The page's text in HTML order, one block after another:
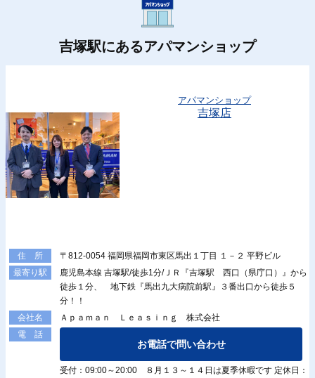
吉塚駅にあるアパマンショップ
アパマンショップ
吉塚店
住 所
〒812-0054 福岡県福岡市東区馬出１丁目 １－２ 平野ビル
最寄り駅
鹿児島本線 吉塚駅/徒歩1分/ＪＲ『吉塚駅 西口（県庁口）』から
徒歩１分、 地下鉄『馬出九大病院前駅』３番出口から徒歩５
分！！
会社名
Ａｐａｍａｎ Ｌｅａｓｉｎｇ 株式会社
電 話
お電話で問い合わせ
受付：09:00～20:00 ８月１３～１４日は夏季休暇です 定休日：